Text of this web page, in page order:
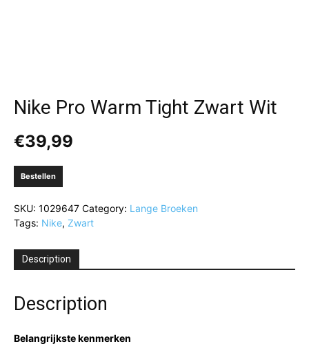
Nike Pro Warm Tight Zwart Wit
€39,99
Bestellen
SKU: 1029647 Category: Lange Broeken
Tags: Nike, Zwart
Description
Description
Belangrijkste kenmerken